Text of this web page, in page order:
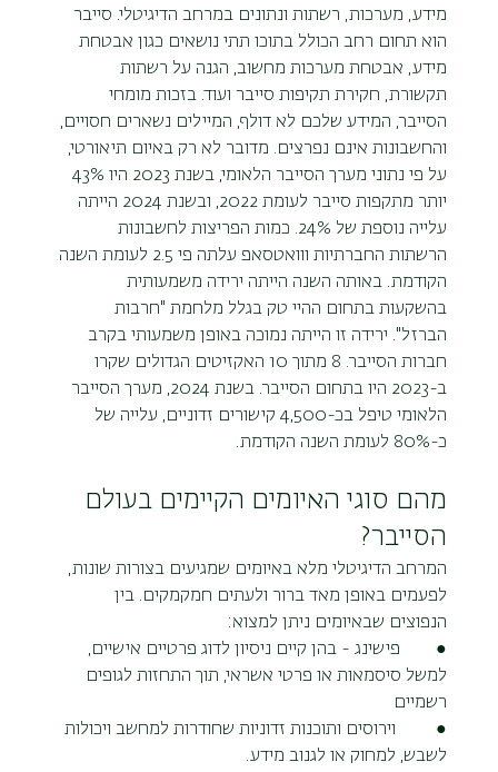
מידע, מערכות, רשתות ונתונים במרחב הדיגיטלי. סייבר
הוא תחום רחב הכולל בתוכו תתי נושאים כגון אבטחת
מידע, אבטחת מערכות מחשוב, הגנה על רשתות
תקשורת, חקירת תקיפות סייבר ועוד. בזכות מומחי
הסייבר, המידע שלכם לא דולף, המיילים נשארים חסויים,
והחשבונות אינם נפרצים. מדובר לא רק באיום תיאורטי,
יותר מתקפות סייבר לעומת 2022, ובשנת 2024 הייתה
עלייה נוספת של 24%. כמות הפריצות לחשבונות
הרשתות החברתיות ווואטסאפ עלתה פי 2.5 לעומת השנה
הקודמת. באותה השנה הייתה ירידה משמעותית
בהשקעות בתחום ההיי טק בגלל מלחמת "חרבות
הברזל". ירידה זו הייתה נמוכה באופן משמעותי בקרב
חברות הסייבר. 8 מתוך 10 האקזיטים הגדולים שקרו
ב-2023 היו בתחום הסייבר. בשנת 2024, מערך הסייבר
הלאומי טיפל בכ-4,500 קישורים זדוניים, עלייה של
כ-80% לעומת השנה הקודמת.
מהם סוגי האיומים הקיימים בעולם
הסייבר?
המרחב הדיגיטלי מלא באיומים שמגיעים בצורות שונות,
לפעמים באופן מאד ברור ולעתים חמקמקים. בין
הנפוצים שבאיומים ניתן למצוא:
●        פישינג - בהן קיים ניסיון לדוג פרטיים אישיים,
למשל סיסמאות או פרטי אשראי, תוך התחזות לגופים
רשמיים
●
וירוסים ותוכנות זדוניות שחודרות למחשב ויכולות
לשבש, למחוק או לגנוב מידע.